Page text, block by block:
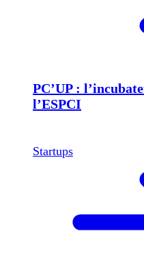
PC’UP :
l’ESPCI
Startups